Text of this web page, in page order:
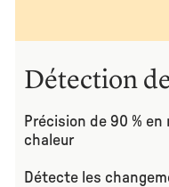
Détection
Précision de 90 %
chaleur
Détecte les